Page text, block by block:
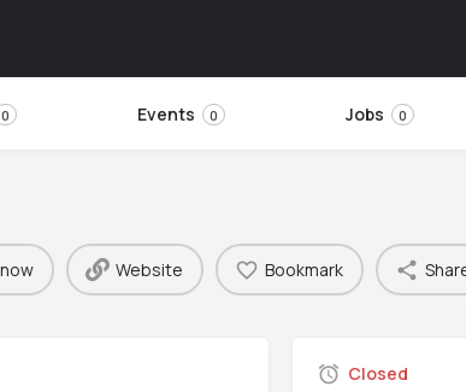
0 Events 0 Jobs 0
Website Bookmark
Closed